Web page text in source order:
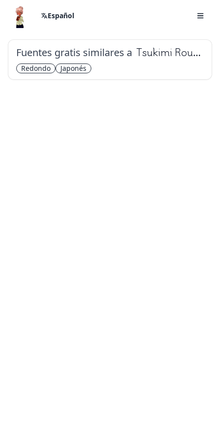
Español
Fuentes gratis similares a Tsukimi Rounded
Redondo Japonés